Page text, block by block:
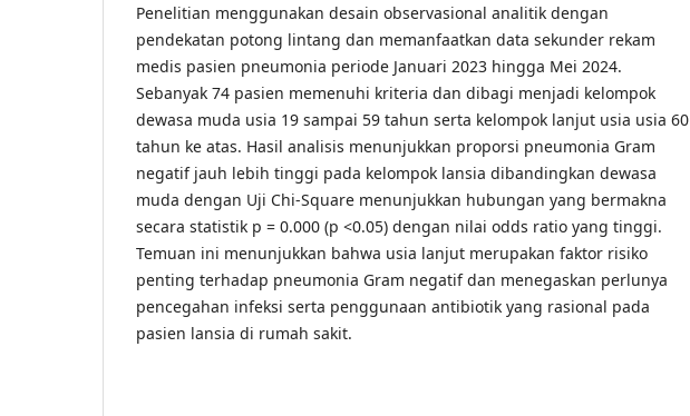
Penelitian menggunakan desain observasional analitik dengan
pendekatan potong lintang dan memanfaatkan data sekunder rekam
medis pasien pneumonia periode Januari 2023 hingga Mei 2024.
Sebanyak 74 pasien memenuhi kriteria dan dibagi menjadi kelompok
dewasa muda usia 19 sampai 59 tahun serta kelompok lanjut usia usia 60
tahun ke atas. Hasil analisis menunjukkan proporsi pneumonia Gram
negatif jauh lebih tinggi pada kelompok lansia dibandingkan dewasa
muda dengan Uji Chi-Square menunjukkan hubungan yang bermakna
secara statistik p = 0.000 (p <0.05) dengan nilai odds ratio yang tinggi.
Temuan ini menunjukkan bahwa usia lanjut merupakan faktor risiko
penting terhadap pneumonia Gram negatif dan menegaskan perlunya
pencegahan infeksi serta penggunaan antibiotik yang rasional pada
pasien lansia di rumah sakit.